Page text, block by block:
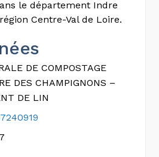
le département Indre
Centre-Val de Loire.
DE COMPOSTAGE
DES CHAMPIGNONS –
DE LIN